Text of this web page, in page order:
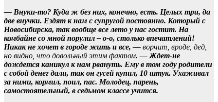
— Внуки-то? Куда ж без них, конечно, есть. Целых три, да
две внучки. Ездят к нам с супругой постоянно. Который с
Новосибирска, так вообще все лето у нас гостит. На
комбайне со мной порулил – о-о, столько впечатлений!
Никак не хочет в городе жить и все, — ворчит, вроде, дед,
но видно, что довольный этим фактом. — Ждет-не
дождется каникул к нам рвануть. Ему в том году родители
с собой денег дали, так он гусей купил, 10 штук. Ухаживал
за ними, кормил, поил, пас. Молодец, парень,
самостоятельный, в седьмом классе учится.